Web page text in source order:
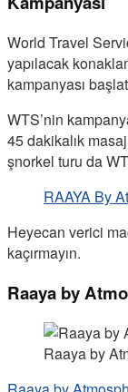
World Travel
yapılacak
kampanyası
WTS’nin
45 dakikalık
şnorkel turu da
RAAYA By
Heyecan verici
kaçırmayın.
Raaya by
Raaya by